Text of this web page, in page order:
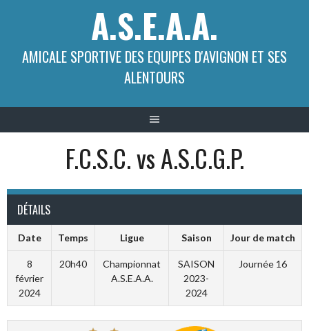
A.S.E.A.A.
AMICALE SPORTIVE DES EQUIPES D'AVIGNON ET SES
ALENTOURS
F.C.S.C. vs A.S.C.G.P.
DÉTAILS
Date Temps Ligue Saison Jour de match
8
février
2024
20h40
Championnat
A.S.E.A.A.
SAISON
2023-
2024
Journée 16